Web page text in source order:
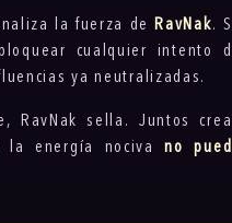
la fuerza de RavNak.
cualquier intento
ya neutralizadas.
RavNak sella. Juntos
la energía nocivano